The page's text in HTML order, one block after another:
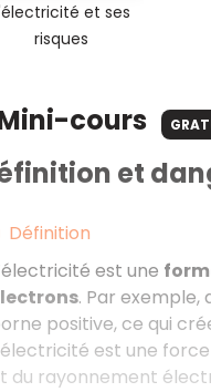
et ses
risques
cours
et
Définition
est une
. Par exemple,
positive, ce qui
est une
du rayonnement